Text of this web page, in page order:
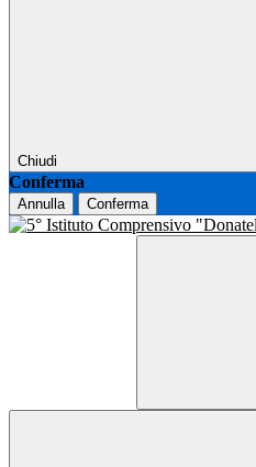
Chiudi
Conferma
Annulla Conferma